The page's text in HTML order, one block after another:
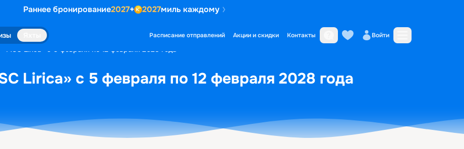
Раннее бронирование2027+ 2027миль каждому
Расписание отправлений Акции и скидки Контакты Войти
Lirica» с 5 февраля по 12 февраля 2028 года
Lirica» с 5 февраля по 12 февраля 2028 года